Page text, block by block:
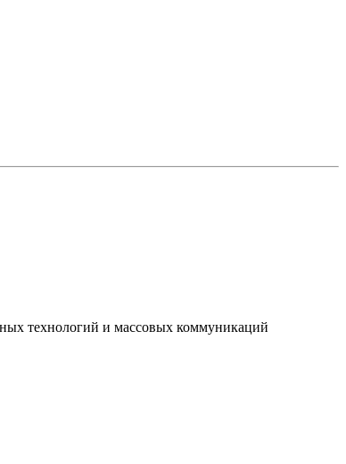
технологий и массовых коммуникаций